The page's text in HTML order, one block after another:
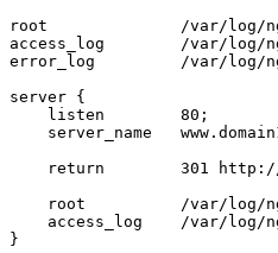
root              /var/log/
access_log        /var/log/
error_log         /var/log/
server {
    listen        80;
server_name
return        301
root          /var/log/
access_log    /var/log/
}